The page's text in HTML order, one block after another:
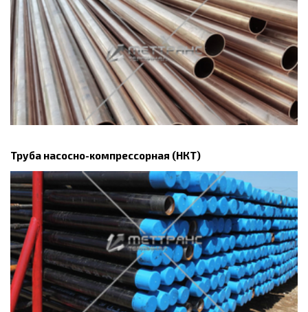
Труба насосно-компрессорная (НКТ)